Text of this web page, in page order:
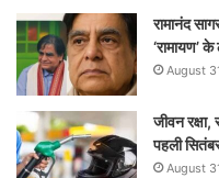
रामानंद
‘रामायण’
August
जीवन
पहली
August